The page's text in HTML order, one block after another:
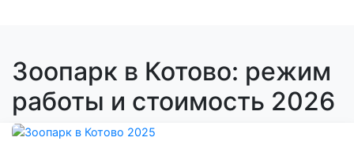
Зоопарк в Котово: режим
работы и стоимость 2026